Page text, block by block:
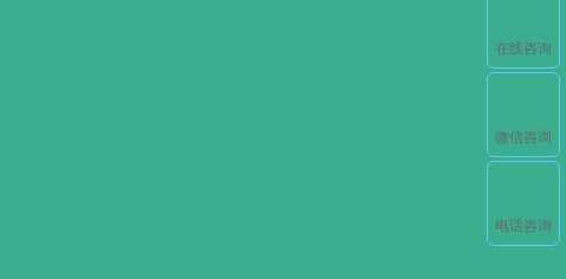
在线咨询
微信咨询
电话咨询